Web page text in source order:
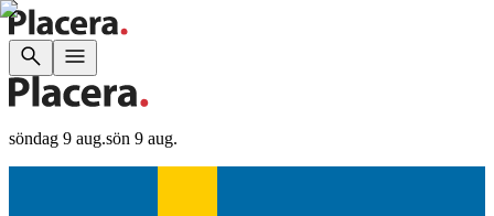
söndag 9 aug.sön 9 aug.